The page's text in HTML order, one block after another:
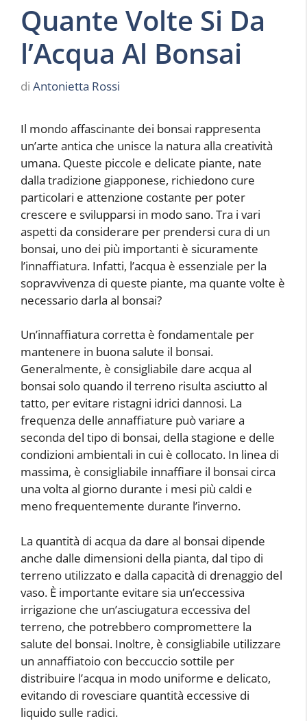
Quante Volte Si Da
l’Acqua Al Bonsai
di Antonietta Rossi
Il mondo affascinante dei bonsai rappresenta
un’arte antica che unisce la natura alla creatività
umana. Queste piccole e delicate piante, nate
dalla tradizione giapponese, richiedono cure
particolari e attenzione costante per poter
crescere e svilupparsi in modo sano. Tra i vari
aspetti da considerare per prendersi cura di un
bonsai, uno dei più importanti è sicuramente
l’innaffiatura. Infatti, l’acqua è essenziale per la
sopravvivenza di queste piante, ma quante volte è
necessario darla al bonsai?
Un’innaffiatura corretta è fondamentale per
mantenere in buona salute il bonsai.
Generalmente, è consigliabile dare acqua al
bonsai solo quando il terreno risulta asciutto al
tatto, per evitare ristagni idrici dannosi. La
frequenza delle annaffiature può variare a
seconda del tipo di bonsai, della stagione e delle
condizioni ambientali in cui è collocato. In linea di
massima, è consigliabile innaffiare il bonsai circa
una volta al giorno durante i mesi più caldi e
meno frequentemente durante l’inverno.
La quantità di acqua da dare al bonsai dipende
anche dalle dimensioni della pianta, dal tipo di
terreno utilizzato e dalla capacità di drenaggio del
vaso. È importante evitare sia un’eccessiva
irrigazione che un’asciugatura eccessiva del
terreno, che potrebbero compromettere la
salute del bonsai. Inoltre, è consigliabile utilizzare
un annaffiatoio con beccuccio sottile per
distribuire l’acqua in modo uniforme e delicato,
evitando di rovesciare quantità eccessive di
liquido sulle radici.